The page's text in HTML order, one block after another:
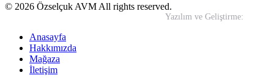
© 2026 Özselçuk AVM All rights reserved.
Yazılım ve Geliştirme:
Anasayfa
Hakkımızda
Mağaza
İletişim